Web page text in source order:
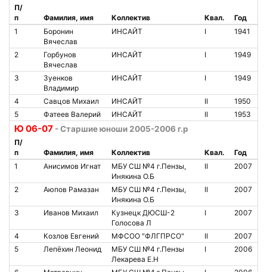
П/
п
Фамилия, имя Коллектив Квал.
Год
1
Боронин
Вячеслав
ИНСАЙТ I 1941
2
Горбунов
Вячеслав
ИНСАЙТ I 1949
3
Зуенков
Владимир
ИНСАЙТ I 1949
4 Савцов Михаил ИНСАЙТ II
1950
5
Фатеев Валерий ИНСАЙТ II 1953
Ю 06-07 - Старшие юноши 2005-2006 г.р
П/
п
Фамилия, имя Коллектив Квал.
Год
1
Анисимов Игнат
МБУ СШ №4 г.Пензы,
Инякина О.Б
II 2007
2 Аюпов Рамазан
МБУ СШ №4 г.Пензы,
Инякина О.Б
II 2007
3 Иванов Михаил
Кузнецк ДЮСШ-2
Голосова Л
I 2007
4 Козлов Евгений МФСОО "ФЛГПРСО" II
2007
5
Лепёхин Леонид
МБУ СШ №4 г.Пензы
Лекарева Е.Н
I 2006